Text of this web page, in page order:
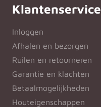
Klantenservice
Inloggen
Afhalen en bezorgen
Ruilen en retourneren
Garantie en klachten
Betaalmogelijkheden
Houteigenschappen